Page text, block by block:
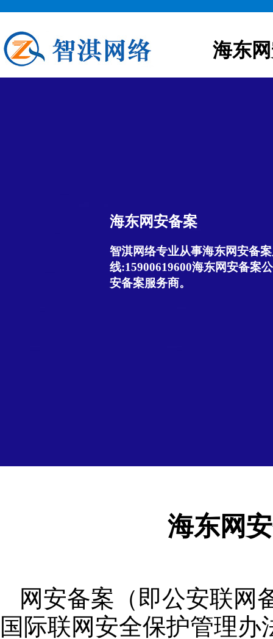
海东
海东网安备案
智淇网络专业从事海东网安备
线:15900619600海东网安备案
安备案服务商。
海东网
网安备案（即公安联网
国际联网安全保护管理